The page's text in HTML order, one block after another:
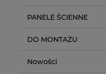
PANELE ŚCIENNE
DO MONTAŻU
Nowości